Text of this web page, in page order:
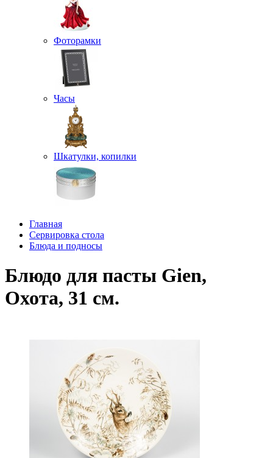
Фоторамки
Часы
Шкатулки, копилки
Главная
Сервировка стола
Блюда и подносы
Блюдо для пасты Gien,
Охота, 31 см.